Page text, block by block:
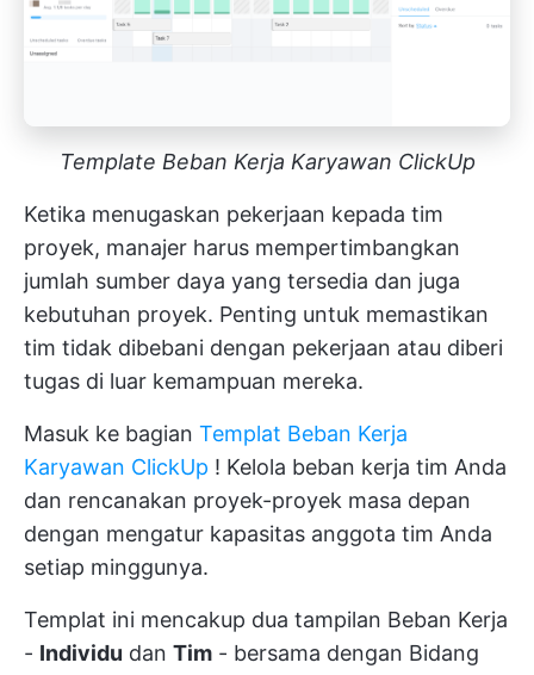
Template Beban Kerja Karyawan ClickUp
Ketika menugaskan pekerjaan kepada tim
proyek, manajer harus mempertimbangkan
jumlah sumber daya yang tersedia dan juga
kebutuhan proyek. Penting untuk memastikan
tim tidak dibebani dengan pekerjaan atau diberi
tugas di luar kemampuan mereka.
Masuk ke bagian Templat Beban Kerja
Karyawan ClickUp ! Kelola beban kerja tim Anda
dan rencanakan proyek-proyek masa depan
dengan mengatur kapasitas anggota tim Anda
setiap minggunya.
Templat ini mencakup dua tampilan Beban Kerja
- Individu dan Tim - bersama dengan Bidang